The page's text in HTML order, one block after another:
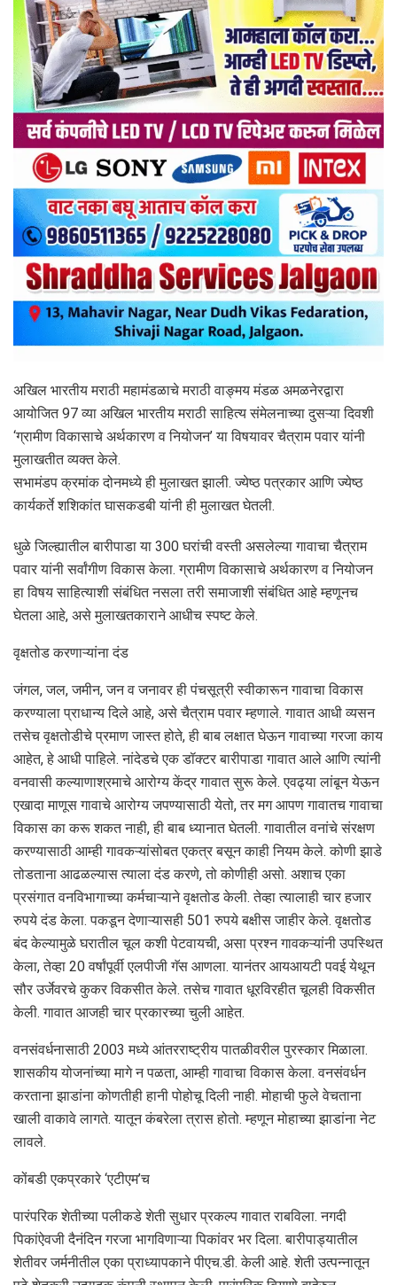
अखिल भारतीय मराठी महामंडळाचे मराठी वाङ्मय मंडळ अमळनेरद्वारा
आयोजित 97 व्या अखिल भारतीय मराठी साहित्य संमेलनाच्या दुसऱ्या दिवशी
‌‘ग्रामीण विकासाचे अर्थकारण व नियोजन’ या विषयावर चैत्राम पवार यांनी
मुलाखतीत व्यक्त केले.
सभामंडप क्रमांक दोनमध्ये ही मुलाखत झाली. ज्येष्ठ पत्रकार आणि ज्येष्ठ
कार्यकर्ते शशिकांत घासकडबी यांनी ही मुलाखत घेतली.
धुळे जिल्ह्यातील बारीपाडा या 300 घरांची वस्ती असलेल्या गावाचा चैत्राम
पवार यांनी सर्वांगीण विकास केला. ग्रामीण विकासाचे अर्थकारण व नियोजन
हा विषय साहित्याशी संबंधित नसला तरी समाजाशी संबंधित आहे म्हणूनच
घेतला आहे, असे मुलाखतकाराने आधीच स्पष्ट केले.
वृक्षतोड करणाऱ्यांना दंड
जंगल, जल, जमीन, जन व जनावर ही पंचसूत्री स्वीकारून गावाचा विकास
करण्याला प्राधान्य दिले आहे, असे चैत्राम पवार म्हणाले. गावात आधी व्यसन
तसेच वृक्षतोडीचे प्रमाण जास्त होते, ही बाब लक्षात घेऊन गावाच्या गरजा काय
आहेत, हे आधी पाहिले. नांदेडचे एक डॉक्टर बारीपाडा गावात आले आणि त्यांनी
वनवासी कल्याणाश्रमाचे आरोग्य केंद्र गावात सुरू केले. एवढ्या लांबून येऊन
एखादा माणूस गावाचे आरोग्य जपण्यासाठी येतो, तर मग आपण गावातच गावाचा
विकास का करू शकत नाही, ही बाब ध्यानात घेतली. गावातील वनांचे संरक्षण
करण्यासाठी आम्ही गावकऱ्यांसोबत एकत्र बसून काही नियम केले. कोणी झाडे
तोडताना आढळल्यास त्याला दंड करणे, तो कोणीही असो. अशाच एका
प्रसंगात वनविभागाच्या कर्मचाऱ्याने वृक्षतोड केली. तेव्हा त्यालाही चार हजार
रुपये दंड केला. पकडून देणाऱ्यासही 501 रुपये बक्षीस जाहीर केले. वृक्षतोड
बंद केल्यामुळे घरातील चूल कशी पेटवायची, असा प्रश्न गावकऱ्यांनी उपस्थित
केला, तेव्हा 20 वर्षांपूर्वी एलपीजी गॅस आणला. यानंतर आयआयटी पवई येथून
सौर उर्जेवरचे कुकर विकसीत केले. तसेच गावात धूरविरहीत चूलही विकसीत
केली. गावात आजही चार प्रकारच्या चुली आहेत.
वनसंवर्धनासाठी 2003 मध्ये आंतरराष्ट्रीय पातळीवरील पुरस्कार मिळाला.
शासकीय योजनांच्या मागे न पळता, आम्ही गावाचा विकास केला. वनसंवर्धन
करताना झाडांना कोणतीही हानी पोहोचू दिली नाही. मोहाची फुले वेचताना
खाली वाकावे लागते. यातून कंबरेला त्रास होतो. म्हणून मोहाच्या झाडांना नेट
लावले.
कोंबडी एकप्रकारे ‌‘एटीएम’च
पारंपरिक शेतीच्या पलीकडे शेती सुधार प्रकल्प गावात राबविला. नगदी
पिकांऐवजी दैनंदिन गरजा भागविणाऱ्या पिकांवर भर दिला. बारीपाड्यातील
शेतीवर जर्मनीतील एका प्राध्यापकाने पीएच.डी. केली आहे. शेती उत्पन्नातून